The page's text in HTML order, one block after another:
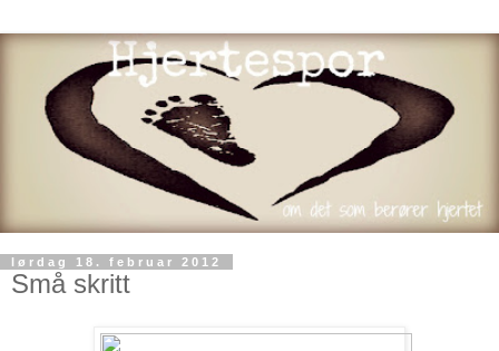
lørdag 18. februar 2012
Små skritt